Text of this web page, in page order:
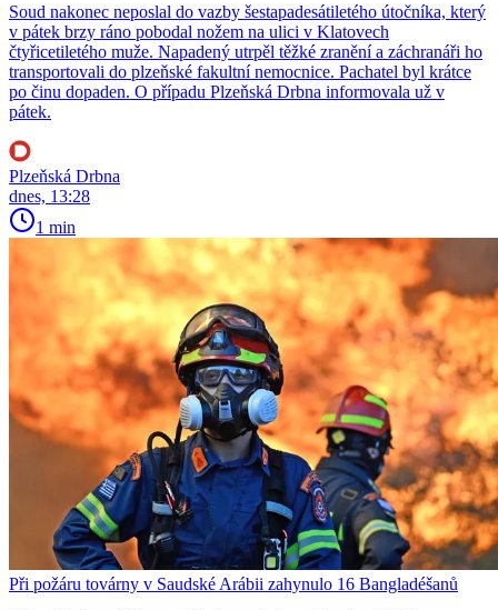
Soud nakonec neposlal do vazby šestapadesátiletého útočníka, který
v pátek brzy ráno pobodal nožem na ulici v Klatovech
čtyřicetiletého muže. Napadený utrpěl těžké zranění a záchranáři ho
transportovali do plzeňské fakultní nemocnice. Pachatel byl krátce
po činu dopaden. O případu Plzeňská Drbna informovala už v
pátek.
Plzeňská Drbna
dnes, 13:28
1 min
Při požáru továrny v Saudské Arábii zahynulo 16 Bangladéšanů